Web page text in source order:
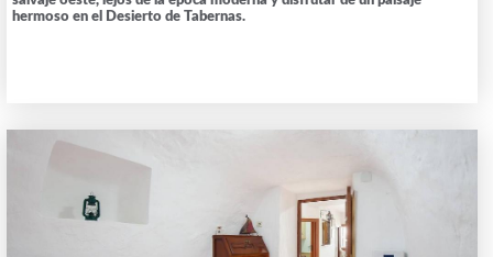
hermoso en el Desierto de Tabernas.